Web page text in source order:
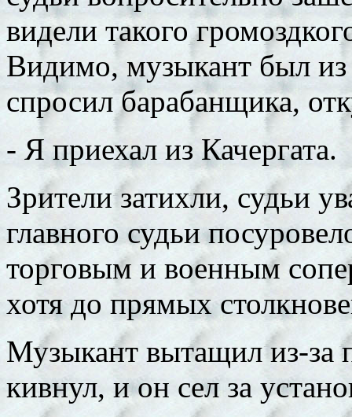
видели такого
Видимо, музыкант был
спросил барабанщика,
- Я приехал из Качергата.
Зрители затихли, судьи
главного судьи
торговым и военным
хотя до прямых
Музыкант вытащил из-за
кивнул, и он сел за